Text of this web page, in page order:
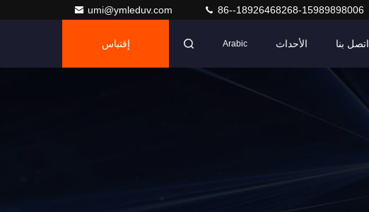
umi@ymleduv.com 86--18926468268-15989898006
اتصل بنا الأحداث Arabic إقتباس